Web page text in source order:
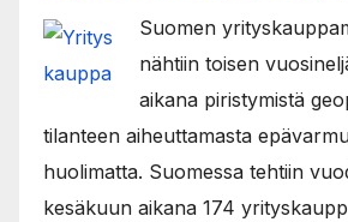
Suomen
nähtiin toisen
aikana piristymistä
tilanteen aiheuttamasta
huolimatta. Suomessa tehtiin
kesäkuun aikana 174